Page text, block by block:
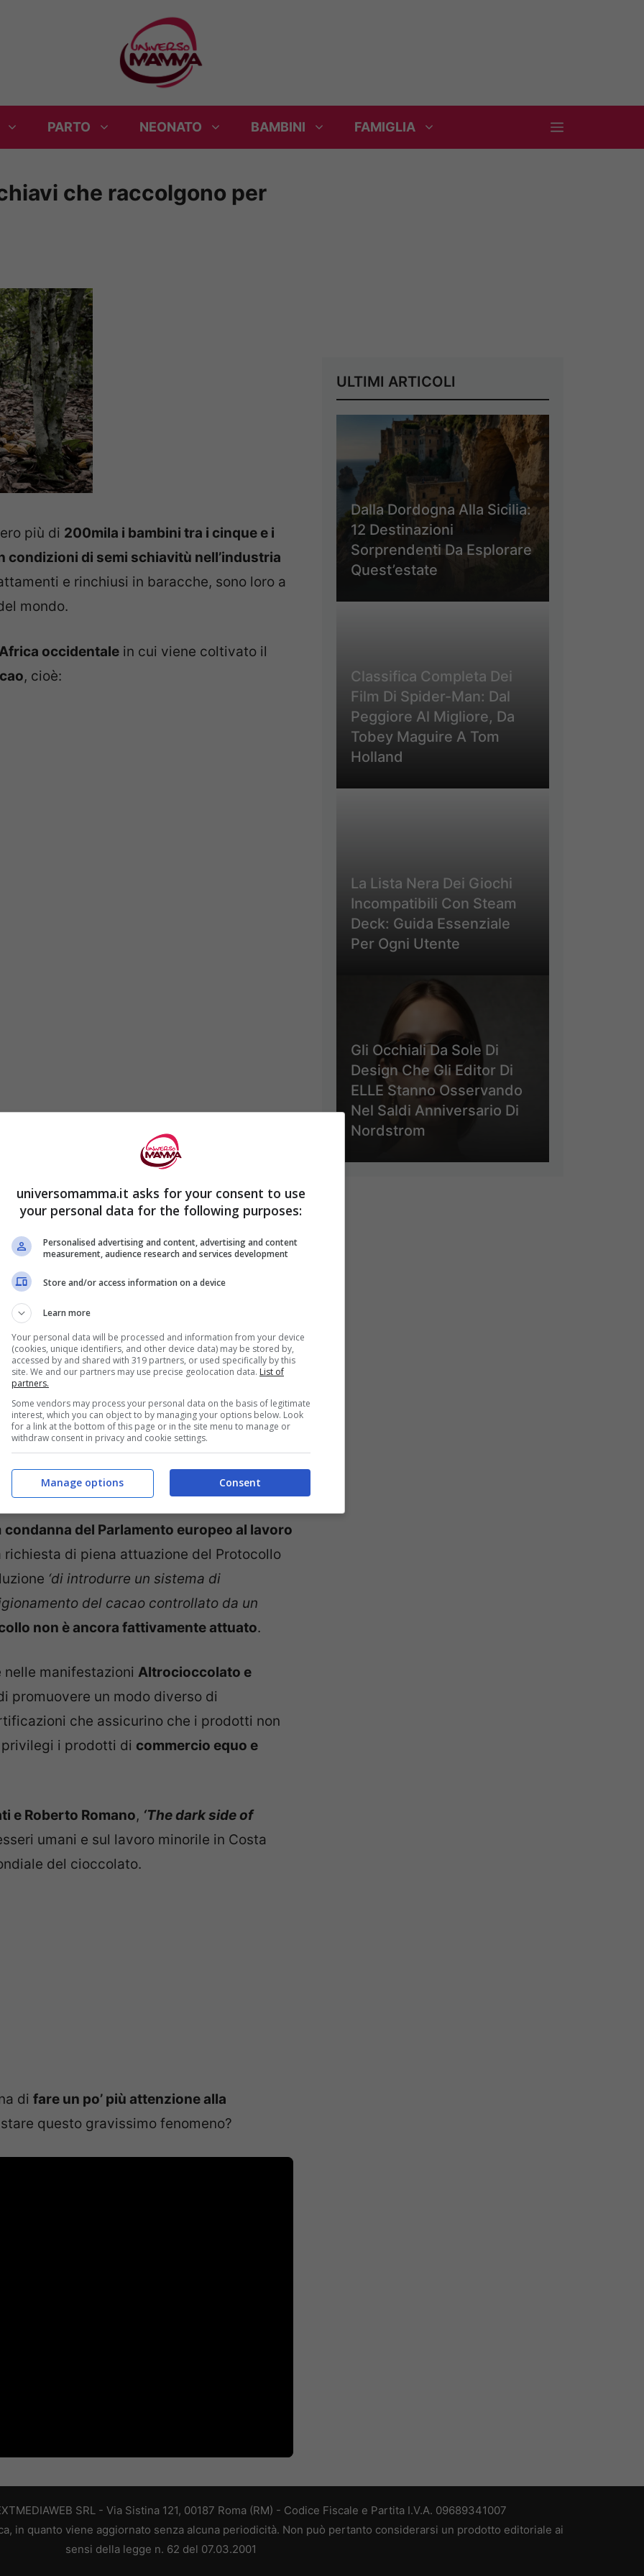
PARTO NEONATO BAMBINI FAMIGLIA
che raccolgono per
più di 200mila i bambini tra i cinque e i
condizioni di semi schiavitù nell’industria
e rinchiusi in baracche, sono loro a
mondo.
Africa occidentale in cui viene coltivato il
, cioè:
Forum
gravi danni fisici e mentali.
ed altre grandissime aziende cioccolatiere
nato con l’obiettivo di ‘ migliorare gli
una certificazione del cacao eproibire le
dell’industria, dei governi nazionali e
condanna del Parlamento europeo al lavoro
richiesta di piena attuazione del Protocollo
‘di introdurre un sistema di
del cacao controllato da un
non è ancora fattivamente attuato.
manifestazioni Altrocioccolato e
promuovere un modo diverso di
che assicurino che i prodotti non
i prodotti di commercio equo e
e Roberto Romano, ‘The dark side of
umani e sul lavoro minorile in Costa
del cioccolato.
di fare un po’ più attenzione alla
questo gravissimo fenomeno?
ULTIMI ARTICOLI
Dalla Dordogna Alla Sicilia:
12 Destinazioni
Sorprendenti Da Esplorare
Quest’estate
Classifica Completa Dei
Film Di Spider-Man: Dal
Peggiore Al Migliore, Da
Tobey Maguire A Tom
Holland
La Lista Nera Dei Giochi
Incompatibili Con Steam
Deck: Guida Essenziale
Per Ogni Utente
Gli Occhiali Da Sole Di
Design Che Gli Editor Di
ELLE Stanno Osservando
Nel Saldi Anniversario Di
Nordstrom
SRL - Via Sistina 121, 00187 Roma (RM) - Codice Fiscale e Partita I.V.A. 09689341007
in quanto viene aggiornato senza alcuna periodicità. Non può pertanto considerarsi un prodotto editoriale ai
sensi della legge n. 62 del 07.03.2001
universomamma.it asks for your consent to use
your personal data for the following purposes:
Personalised advertising and content, advertising and content
measurement, audience research and services development
Store and/or access information on a device
Learn more
Your personal data will be processed and information from your device
(cookies, unique identifiers, and other device data) may be stored by,
accessed by and shared with 319 partners, or used specifically by this
site. We and our partners may use precise geolocation data. List of
partners.
Some vendors may process your personal data on the basis of legitimate
interest, which you can object to by managing your options below. Look
for a link at the bottom of this page or in the site menu to manage or
withdraw consent in privacy and cookie settings.
Consent
Manage options